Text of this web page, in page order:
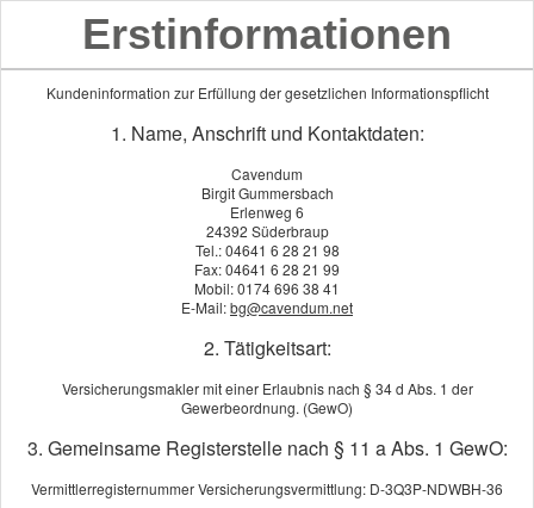
Umweltschaden-Haft­pflicht
Erstinformationen
Kundeninformation zur Erfüllung der gesetzlichen Informationspflicht
1. Name, Anschrift und Kontaktdaten:
Cavendum
Birgit Gummersbach
Erlenweg 6
24392 Süderbraup
Tel.: 04641 6 28 21 98
Fax: 04641 6 28 21 99
Mobil: 0174 696 38 41
E-Mail:bg@cavendum.net
2. Tätigkeitsart:
Versicherungsmakler mit einer Erlaubnis nach § 34 d Abs. 1 der
Gewerbeordnung. (GewO)
3. Gemeinsame Registerstelle nach § 11 a Abs. 1 GewO:
Vermittlerregisternummer Versicherungsvermittlung: D-3Q3P-NDWBH-36